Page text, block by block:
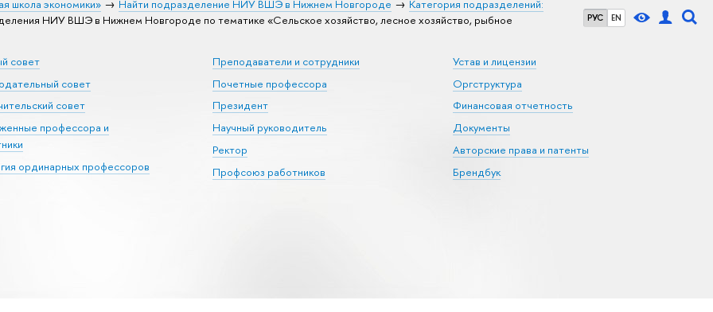
РУС EN
школа экономики» Найти подразделение НИУ ВШЭ в Нижнем Новгороде
Категория подразделений:
НИУ ВШЭ в Нижнем Новгороде по тематике «Сельское хозяйство, лесное хозяйство, рыбное
совет
совет
совет
профессора и
ординарных профессоров
Преподаватели и сотрудники
Почетные профессора
Президент
Научный руководитель
Ректор
Профсоюз работников
Устав и лицензии
Оргструктура
Финансовая отчетность
Документы
Авторские права и патенты
Брендбук